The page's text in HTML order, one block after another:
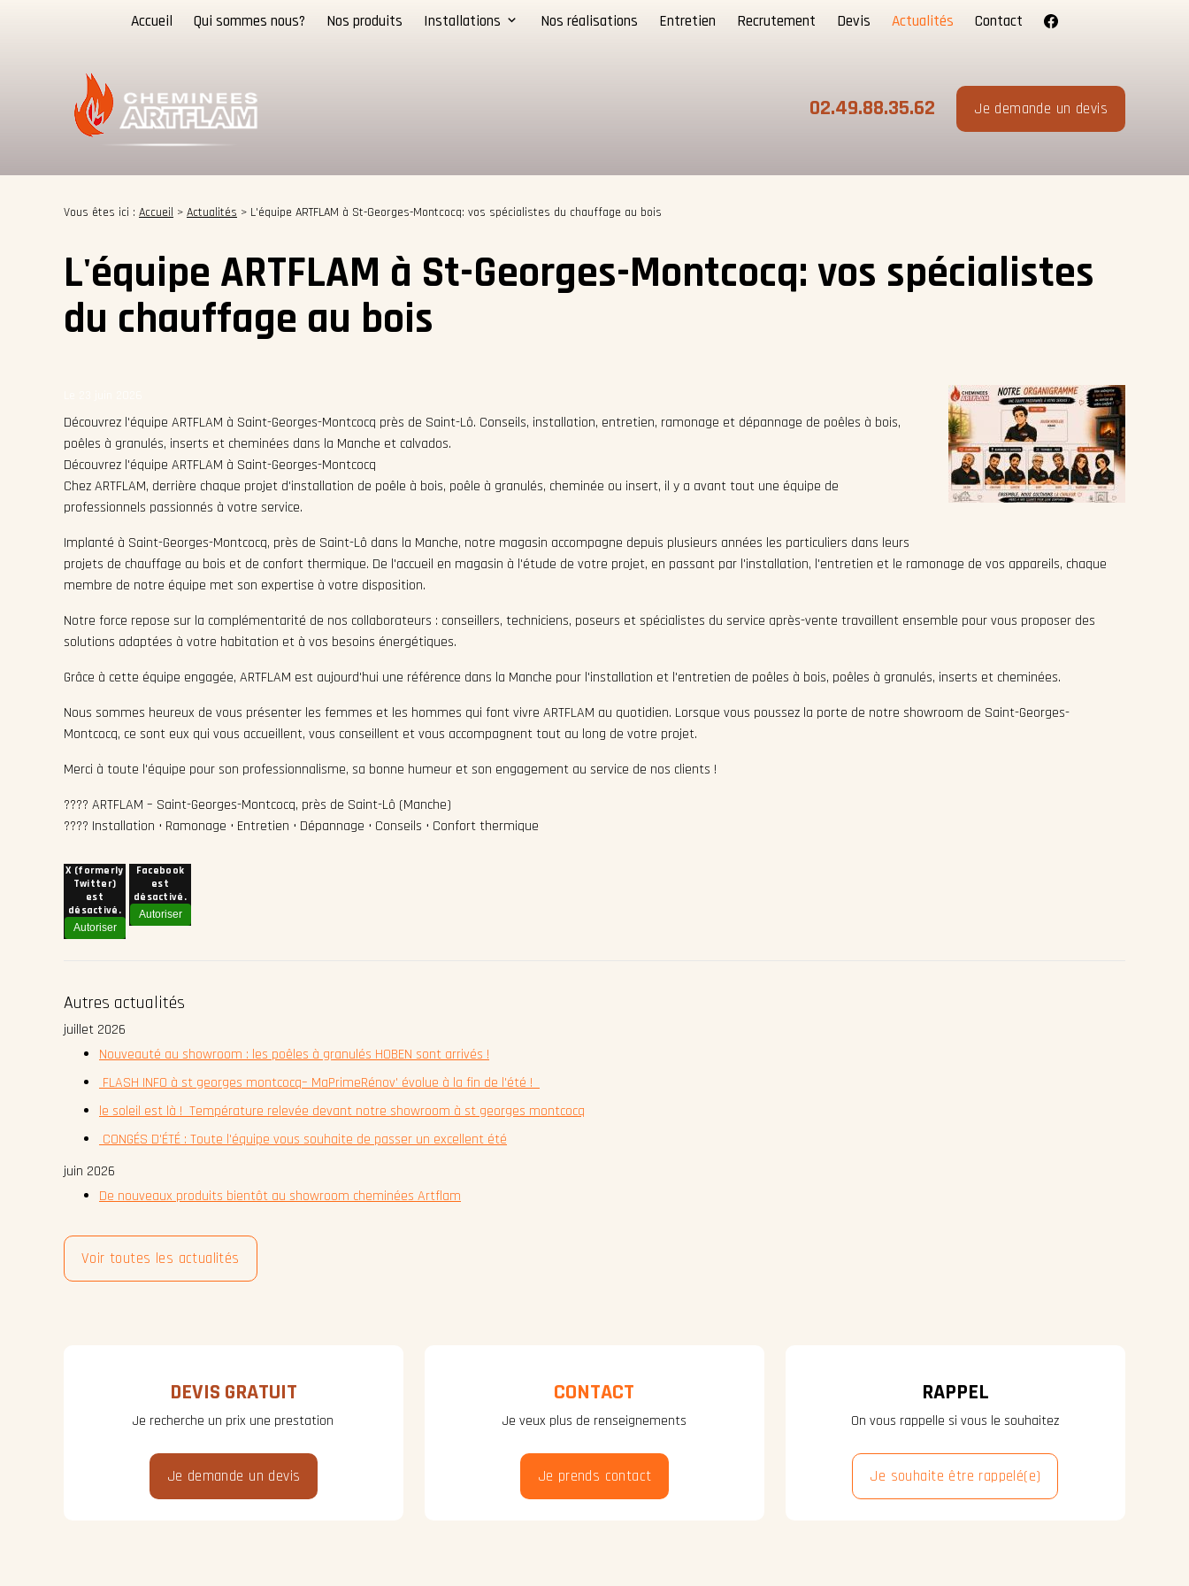
Accueil Qui sommes nous? Nos produits Installations Nos réalisations Entretien Recrutement Devis Actualités Contact
02.49.88.35.62 Je demande un devis
Vous êtes ici : Accueil > Actualités > L'équipe ARTFLAM à St-Georges-Montcocq: vos spécialistes du chauffage au bois
L'équipe ARTFLAM à St-Georges-Montcocq: vos spécialistes
du chauffage au bois
Découvrez l'équipe ARTFLAM à Saint-Georges-Montcocq près de Saint-Lô. Conseils, installation, entretien, ramonage et dépannage de poêles à bois,
poêles à granulés, inserts et cheminées dans la Manche et calvados.
Découvrez l'équipe ARTFLAM à Saint-Georges-Montcocq
Chez ARTFLAM, derrière chaque projet d'installation de poêle à bois, poêle à granulés, cheminée ou insert, il y a avant tout une équipe de
professionnels passionnés à votre service.
Implanté à Saint-Georges-Montcocq, près de Saint-Lô dans la Manche, notre magasin accompagne depuis plusieurs années les particuliers dans leurs
projets de chauffage au bois et de confort thermique. De l'accueil en magasin à l'étude de votre projet, en passant par l'installation, l'entretien et le ramonage de vos appareils, chaque
membre de notre équipe met son expertise à votre disposition.
Notre force repose sur la complémentarité de nos collaborateurs : conseillers, techniciens, poseurs et spécialistes du service après-vente travaillent ensemble pour vous proposer des
solutions adaptées à votre habitation et à vos besoins énergétiques.
Grâce à cette équipe engagée, ARTFLAM est aujourd'hui une référence dans la Manche pour l'installation et l'entretien de poêles à bois, poêles à granulés, inserts et cheminées.
Nous sommes heureux de vous présenter les femmes et les hommes qui font vivre ARTFLAM au quotidien. Lorsque vous poussez la porte de notre showroom de Saint-Georges-
Montcocq, ce sont eux qui vous accueillent, vous conseillent et vous accompagnent tout au long de votre projet.
Merci à toute l'équipe pour son professionnalisme, sa bonne humeur et son engagement au service de nos clients !
???? ARTFLAM – Saint-Georges-Montcocq, près de Saint-Lô (Manche)
???? Installation • Ramonage • Entretien • Dépannage • Conseils • Confort thermique
X (formerly
Twitter)
est
désactivé.
Autoriser
Facebook
est
désactivé.
Autoriser
Autres actualités
juillet 2026
Nouveauté au showroom : les poêles à granulés HOBEN sont arrivés !
FLASH INFO à st georges montcocq– MaPrimeRénov' évolue à la fin de l'été !
le soleil est là ! Température relevée devant notre showroom à st georges montcocq
CONGÉS D'ÉTÉ : Toute l'équipe vous souhaite de passer un excellent été
juin 2026
De nouveaux produits bientôt au showroom cheminées Artflam
Voir toutes les actualités
DEVIS GRATUIT
Je recherche un prix une prestation
Je demande un devis
CONTACT
Je veux plus de renseignements
Je prends contact
RAPPEL
On vous rappelle si vous le souhaitez
Je souhaite être rappelé(e)